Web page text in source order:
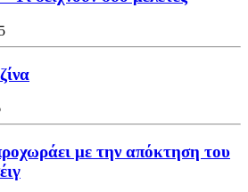
με την απόκτηση του